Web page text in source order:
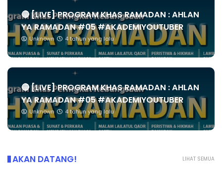
🔴 [LIVE] PROGRAM KHAS RAMADAN : AHLAN
YA RAMADAN #05 #AKADEMIYOUTUBER
Unknown 4 tahun yang lalu
🔴 [LIVE] PROGRAM KHAS RAMADAN : AHLAN
YA RAMADAN #05 #AKADEMIYOUTUBER
Unknown 4 tahun yang lalu
LIHAT SEMUA
AKAN DATANG!